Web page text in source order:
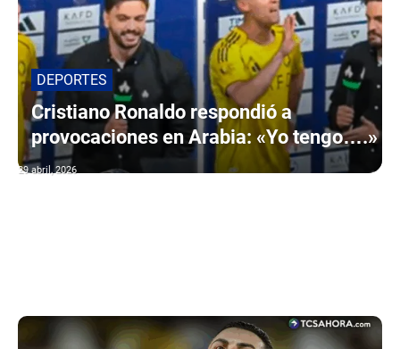
DEPORTES
Cristiano Ronaldo respondió a
provocaciones en Arabia: «Yo tengo….»
29 abril, 2026